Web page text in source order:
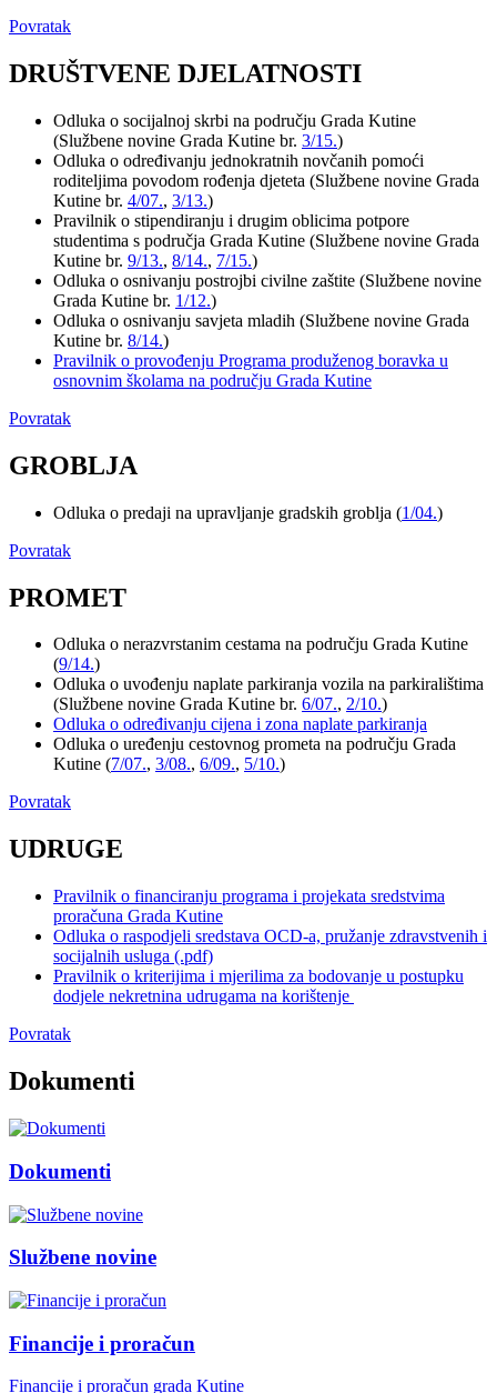
Povratak
DRUŠTVENE DJELATNOSTI
Odluka o socijalnoj skrbi na području Grada Kutine
(Službene novine Grada Kutine br. 3/15.)
Odluka o određivanju jednokratnih novčanih pomoći
roditeljima povodom rođenja djeteta (Službene novine Grada
Kutine br. 4/07., 3/13.)
Pravilnik o stipendiranju i drugim oblicima potpore
studentima s područja Grada Kutine (Službene novine Grada
Kutine br. 9/13., 8/14., 7/15.)
Odluka o osnivanju postrojbi civilne zaštite (Službene novine
Grada Kutine br. 1/12.)
Odluka o osnivanju savjeta mladih (Službene novine Grada
Kutine br. 8/14.)
Pravilnik o provođenju Programa produženog boravka u
osnovnim školama na području Grada Kutine
Povratak
GROBLJA
Odluka o predaji na upravljanje gradskih groblja (1/04.)
Povratak
PROMET
Odluka o nerazvrstanim cestama na području Grada Kutine
(9/14.)
Odluka o uvođenju naplate parkiranja vozila na parkiralištima
(Službene novine Grada Kutine br. 6/07., 2/10.)
Odluka o određivanju cijena i zona naplate parkiranja
Odluka o uređenju cestovnog prometa na području Grada
Kutine (7/07., 3/08., 6/09., 5/10.)
Povratak
UDRUGE
Pravilnik o financiranju programa i projekata sredstvima
proračuna Grada Kutine
Odluka o raspodjeli sredstava OCD-a, pružanje zdravstvenih i
socijalnih usluga (.pdf)
Pravilnik o kriterijima i mjerilima za bodovanje u postupku
dodjele nekretnina udrugama na korištenje
Povratak
Dokumenti
Dokumenti
Službene novine
Financije i proračun
Financije i proračun grada Kutine